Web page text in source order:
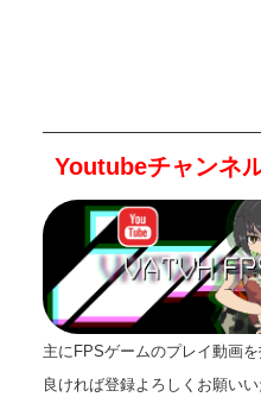
Youtubeチャンネ
主にFPSゲームのプレイ動画
良ければ登録よろしくお願い